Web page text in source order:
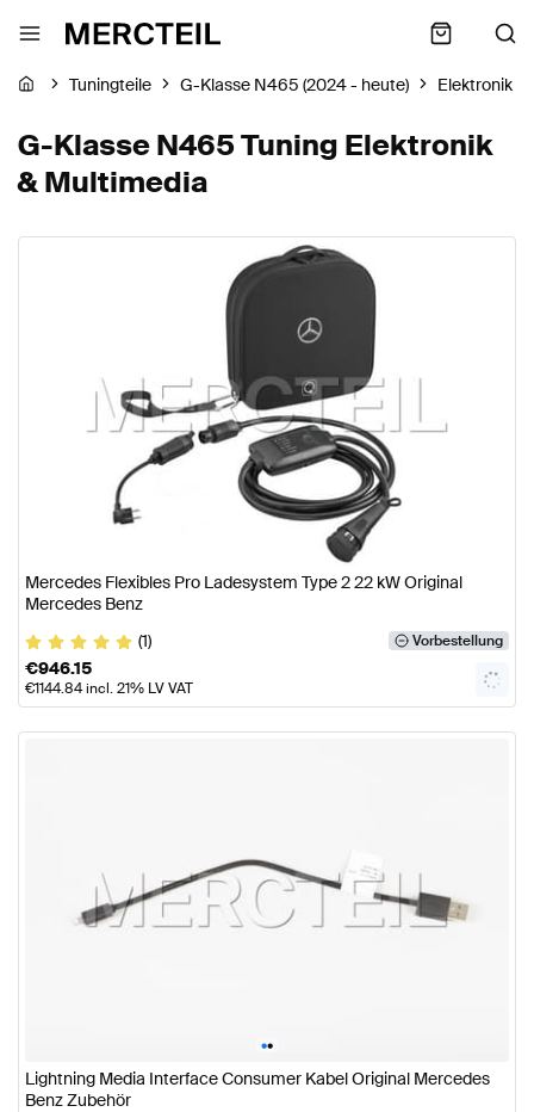
Tuningteile G-Klasse N465 (2024 - heute) Elektronik
G-Klasse N465 Tuning Elektronik
& Multimedia
Mercedes Flexibles Pro Ladesystem Type 2 22 kW Original
Mercedes Benz
(1)
Vorbestellung
€946.15
€1144.84incl. 21% LV VAT
••
Lightning Media Interface Consumer Kabel Original Mercedes
Benz Zubehör